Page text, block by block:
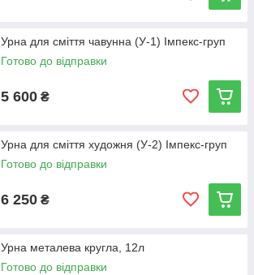
Урна для сміття чавунна (У-1) Імпекс-груп
Готово до відправки
5 600 ₴
Урна для сміття художня (У-2) Імпекс-груп
Готово до відправки
6 250 ₴
Урна металева кругла, 12л
Готово до відправки